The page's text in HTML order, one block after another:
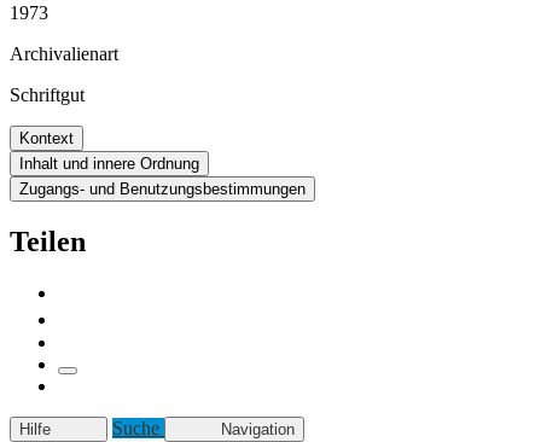
1973
Archivalienart
Schriftgut
Kontext
Inhalt und innere Ordnung
Zugangs- und Benutzungsbestimmungen
Teilen
Hilfe Suche Navigation